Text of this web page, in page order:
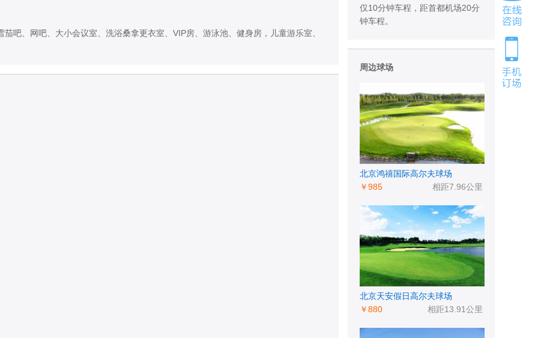
吧、网吧、大小会议室、洗浴桑拿更衣室、VIP房、游泳池、健身房，儿童游乐室、
仅10分钟车程，距首都机场20分
钟车程。
周边球场
北京鸿禧国际高尔夫球场
相距7.96公里
￥985
北京天安假日高尔夫球场
相距13.91公里
￥880